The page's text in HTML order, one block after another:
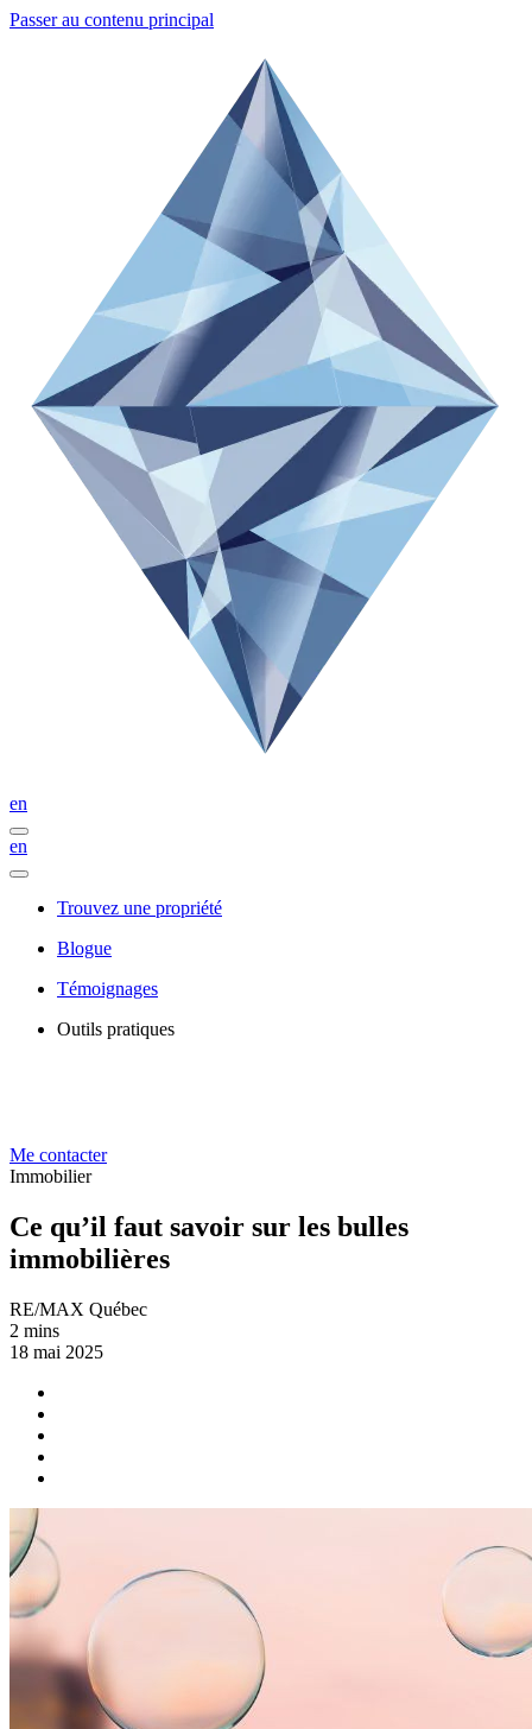
Passer au contenu principal
en
en
Trouvez une propriété
Blogue
Témoignages
Outils pratiques
Me contacter
Immobilier
Ce qu’il faut savoir sur les bulles
immobilières
RE/MAX Québec
2 mins
18 mai 2025